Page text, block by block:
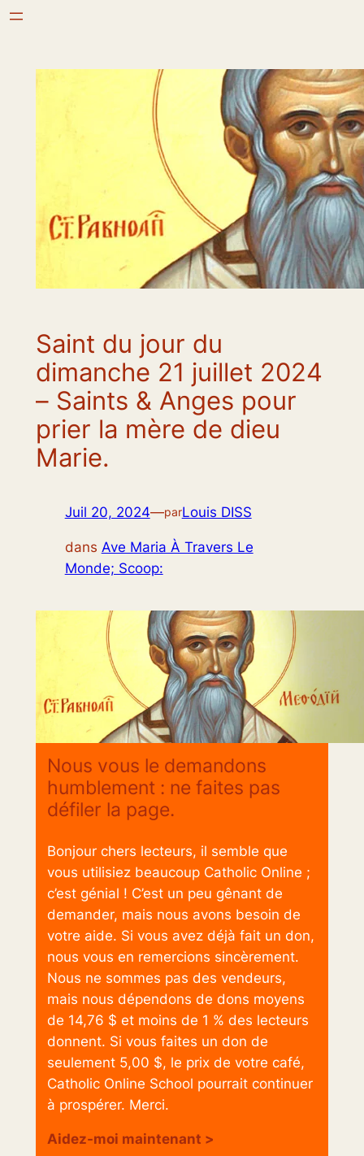
Aller
Saint du jour du
dimanche 21 juillet 2024
– Saints & Anges pour
prier la mère de dieu
Marie.
Juil 20, 2024—parLouis DISS
dans Ave Maria À Travers Le
Monde; Scoop:
Nous vous le demandons
humblement : ne faites pas
défiler la page.
Bonjour chers lecteurs, il semble que
vous utilisiez beaucoup Catholic Online ;
c’est génial ! C’est un peu gênant de
demander, mais nous avons besoin de
votre aide. Si vous avez déjà fait un don,
nous vous en remercions sincèrement.
Nous ne sommes pas des vendeurs,
mais nous dépendons de dons moyens
de 14,76 $ et moins de 1 % des lecteurs
donnent. Si vous faites un don de
seulement 5,00 $, le prix de votre café,
Catholic Online School pourrait continuer
à prospérer. Merci.
Aidez-moi maintenant >